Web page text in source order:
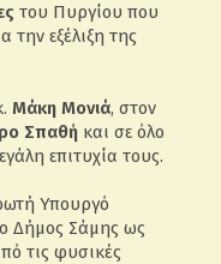
του Πυργίου που
την εξέλιξη της
Μάκη Μονιά, στον
Σπαθή και σε όλο
επιτυχία τους.
Υπουργό
Δήμος Σάμης ως
τις φυσικές